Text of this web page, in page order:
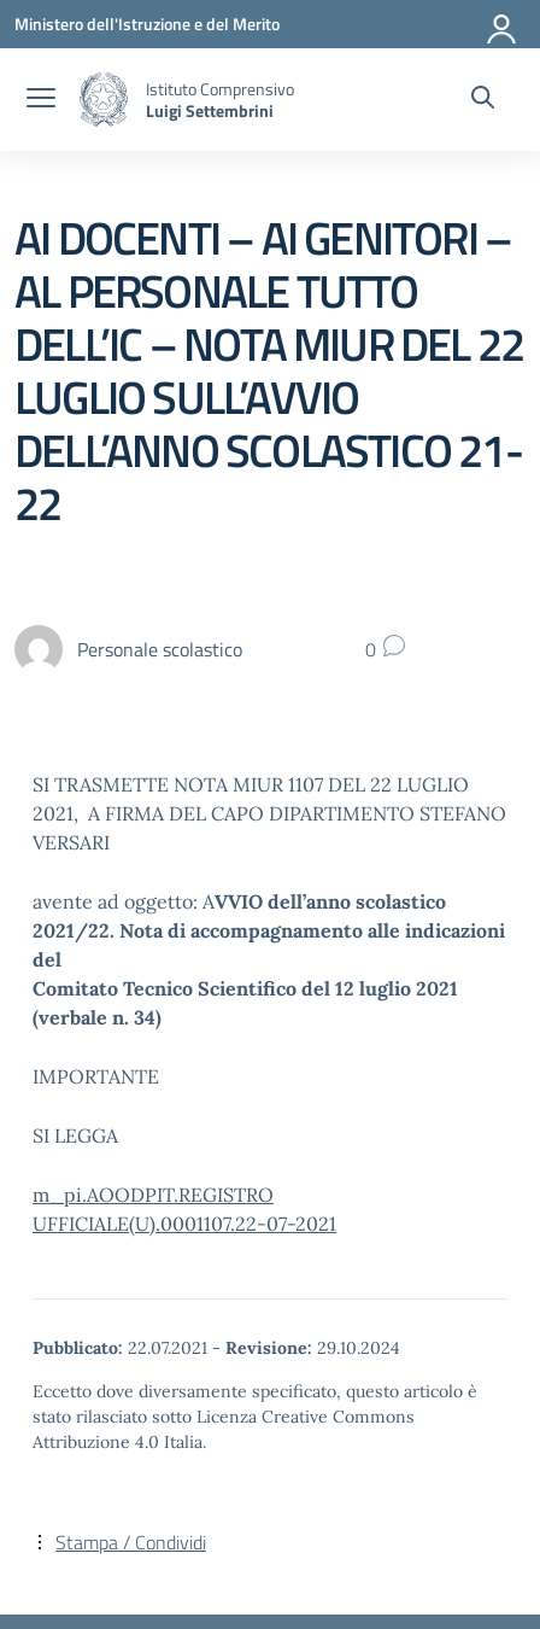
Vai ai contenuti
Vai al menu di navigazione
Vai al footer
Ministero dell'Istruzione e del Merito
Istituto Comprensivo
Luigi Settembrini
AI DOCENTI – AI GENITORI –
AL PERSONALE TUTTO
DELL’IC – NOTA MIUR DEL 22
LUGLIO SULL’AVVIO
DELL’ANNO SCOLASTICO 21-
22
Personale scolastico 0
SI TRASMETTE NOTA MIUR 1107 DEL 22 LUGLIO
2021, A FIRMA DEL CAPO DIPARTIMENTO STEFANO
VERSARI
avente ad oggetto: AVVIO dell’anno scolastico
2021/22. Nota di accompagnamento alle indicazioni
del
Comitato Tecnico Scientifico del 12 luglio 2021
(verbale n. 34)
IMPORTANTE
SI LEGGA
m_pi.AOODPIT.REGISTRO
UFFICIALE(U).0001107.22-07-2021
Pubblicato: 22.07.2021 - Revisione: 29.10.2024
Eccetto dove diversamente specificato, questo articolo è
stato rilasciato sotto Licenza Creative Commons
Attribuzione 4.0 Italia.
Stampa / Condividi